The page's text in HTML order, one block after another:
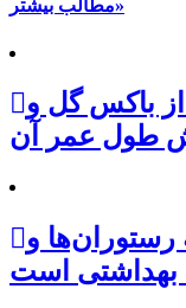
مطالب بیشتر»
باکس گل و
طول عمر آن
رستوران‌ها و
بهداشتی است